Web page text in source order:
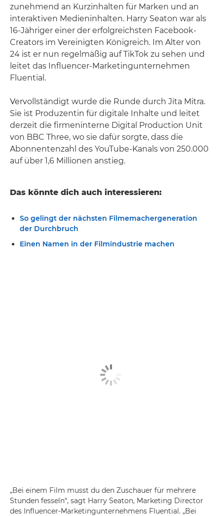
zunehmend an Kurzinhalten für Marken und an
interaktiven Medieninhalten. Harry Seaton war als
16-Jähriger einer der erfolgreichsten Facebook-
Creators im Vereinigten Königreich. Im Alter von
24 ist er nun regelmäßig auf TikTok zu sehen und
leitet das Influencer-Marketingunternehmen
Fluential.
Vervollständigt wurde die Runde durch Jita Mitra.
Sie ist Produzentin für digitale Inhalte und leitet
derzeit die firmeninterne Digital Production Unit
von BBC Three, wo sie dafür sorgte, dass die
Abonnentenzahl des YouTube-Kanals von 250.000
auf über 1,6 Millionen anstieg.
Das könnte dich auch interessieren:
So gelingt der nächsten Filmemachergeneration
der Durchbruch
Einen Namen in der Filmindustrie machen
„Bei einem Film musst du den Zuschauer für mehrere
Stunden fesseln“, sagt Harry Seaton, Marketing Director
des Influencer-Marketingunternehmens Fluential. „Bei